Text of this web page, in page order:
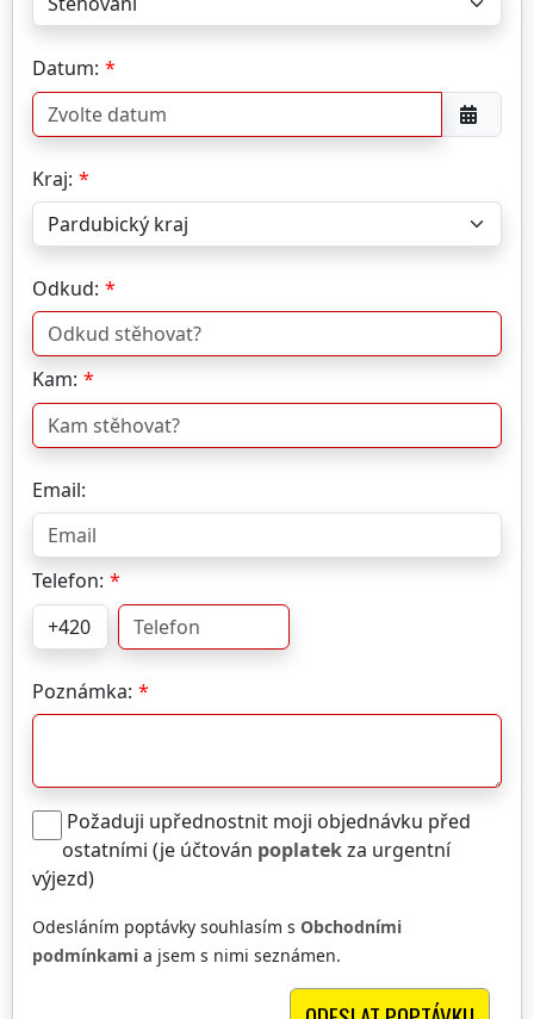
Datum:
Kraj:
Odkud:
Kam:
Email:
Telefon:
Poznámka:
Požaduji upřednostnit moji objednávku před
ostatními (je účtován poplatekza urgentní
výjezd)
Odesláním poptávky souhlasím s Obchodními
podmínkami a jsem s nimi seznámen.